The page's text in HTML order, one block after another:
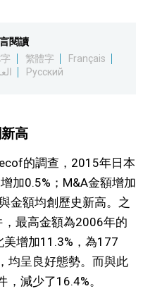
閱讀
繁體字
Français
Русский
高
的調查，2015年日本
加0.5%；M&A金額增加
金額均創歷史新高。之
最高金額為2006年的
增加11.3%，為177
均呈良好態勢。而與此
減少了16.4%。